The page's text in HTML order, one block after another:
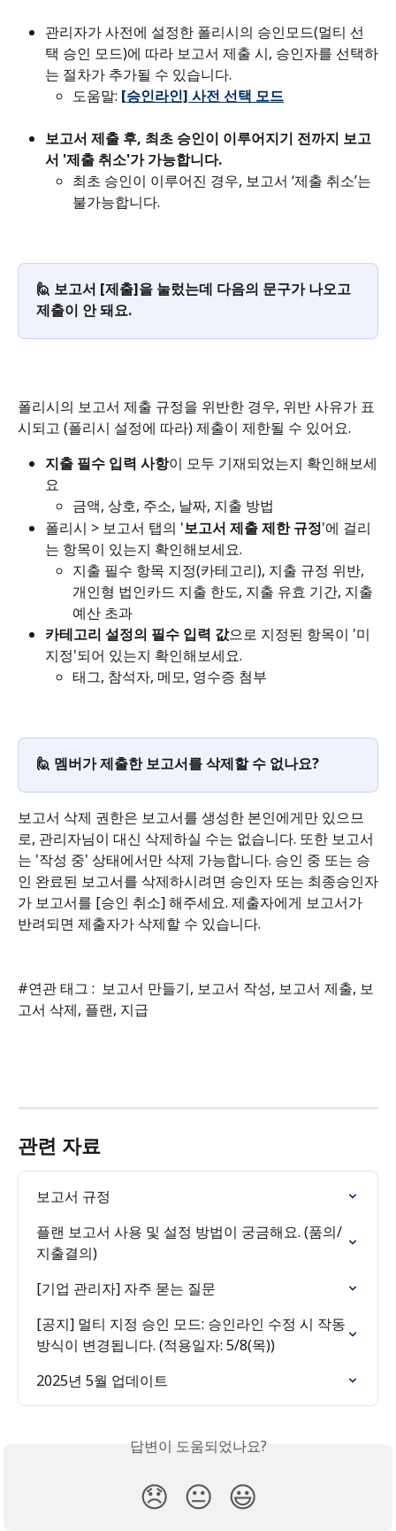
관리자가 사전에 설정한 폴리시의 승인모드(멀티 선
택 승인 모드)에 따라 보고서 제출 시, 승인자를 선택하
는 절차가 추가될 수 있습니다.
도움말: [승인라인] 사전 선택 모드
보고서 제출 후, 최초 승인이 이루어지기 전까지 보고
서 '제출 취소'가 가능합니다.
최초 승인이 이루어진 경우, 보고서 ‘제출 취소’는
불가능합니다.
🙋 보고서 [제출]을 눌렀는데 다음의 문구가 나오고
제출이 안 돼요.
폴리시의 보고서 제출 규정을 위반한 경우, 위반 사유가 표
시되고 (폴리시 설정에 따라) 제출이 제한될 수 있어요.
지출 필수 입력 사항이 모두 기재되었는지 확인해보세
요
금액, 상호, 주소, 날짜, 지출 방법
폴리시 > 보고서 탭의 '보고서 제출 제한 규정'에 걸리
는 항목이 있는지 확인해보세요.
지출 필수 항목 지정(카테고리), 지출 규정 위반,
개인형 법인카드 지출 한도, 지출 유효 기간, 지출
예산 초과
카테고리 설정의 필수 입력 값으로 지정된 항목이 '미
지정'되어 있는지 확인해보세요.
태그, 참석자, 메모, 영수증 첨부
🙋 멤버가 제출한 보고서를 삭제할 수 없나요?
보고서 삭제 권한은 보고서를 생성한 본인에게만 있으므
로, 관리자님이 대신 삭제하실 수는 없습니다. 또한 보고서
는 '작성 중' 상태에서만 삭제 가능합니다. ﻿승인 중 또는 승
인 완료된 보고서를 삭제하시려면 승인자 또는 최종승인자
가 보고서를 [승인 취소] 해주세요. ﻿제출자에게 보고서가
반려되면 제출자가 삭제할 수 있습니다.
#연관 태그 :  보고서 만들기, 보고서 작성, 보고서 제출, 보
고서 삭제, 플랜, 지급
관련 자료
보고서 규정
플랜 보고서 사용 및 설정 방법이 궁금해요. (품의/
지출결의)
[기업 관리자] 자주 묻는 질문
[공지] 멀티 지정 승인 모드: 승인라인 수정 시 작동
방식이 변경됩니다. (적용일자: 5/8(목))
2025년 5월 업데이트
답변이 도움되었나요?
😞 😐 😃